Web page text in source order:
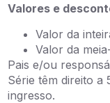
Valores e
Valor da
Valor da
Pais e/ou
Série têm direito a
ingresso.